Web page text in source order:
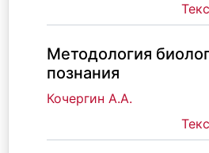
Методология
познания
Кочергин А.А.